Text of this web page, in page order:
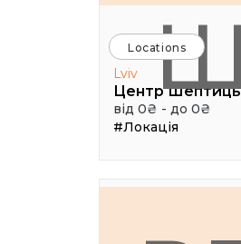
Locations
Lviv
від 0₴ - до 0₴
#Локація